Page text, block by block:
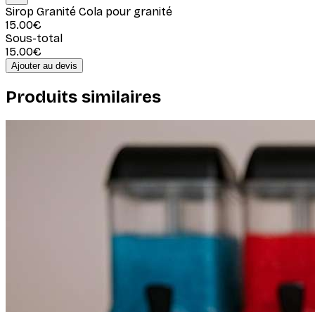
Sirop Granité Cola pour granité
15.00€
Sous-total
15.00€
Ajouter au devis
Produits similaires